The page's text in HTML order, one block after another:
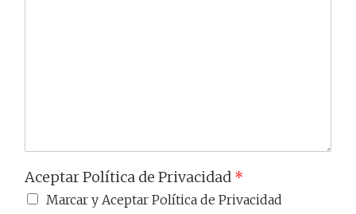
Aceptar Política de Privacidad *
Marcar y Aceptar Política de Privacidad